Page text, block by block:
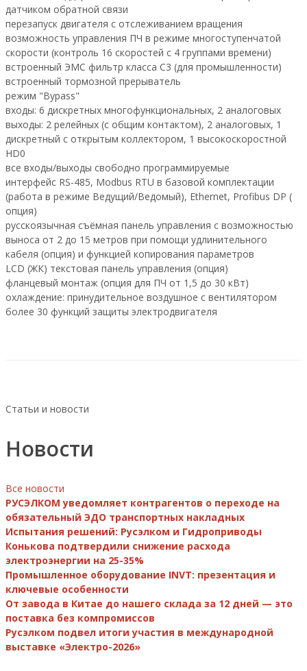
датчиком обратной связи
перезапуск двигателя с отслеживанием вращения
возможность управления ПЧ в режиме многоступенчатой
скорости (контроль 16 скоростей с 4 группами времени)
встроенный ЭМС фильтр класса С3 (для промышленности)
встроенный тормозной прерыватель
режим "Bypass"
входы: 6 дискретных многофункциональных, 2 аналоговых
выходы: 2 релейных (с общим контактом), 2 аналоговых, 1
дискретный с открытым коллектором, 1 высокоскоростной
HD0
все входы/выходы свободно программируемые
интерфейс RS-485, Modbus RTU в базовой комплектации
(работа в режиме Ведущий/Ведомый), Ethernet, Profibus DP (
опция)
русскоязычная съёмная панель управления с возможностью
выноса от 2 до 15 метров при помощи удлинительного
кабеля (опция) и функцией копирования параметров
LCD (ЖК) текстовая панель управления (опция)
фланцевый монтаж (опция для ПЧ от 1,5 до 30 кВт)
охлаждение: принудительное воздушное с вентилятором
более 30 функций защиты электродвигателя
Статьи и новости
Новости
Все новости
РУСЭЛКОМ уведомляет контрагентов о переходе на
обязательный ЭДО транспортных накладных
Испытания решений: Русэлком и Гидроприводы
Конькова подтвердили снижение расхода
электроэнергии на 25-35%
Промышленное оборудование INVT: презентация и
ключевые особенности
От завода в Китае до нашего склада за 12 дней — это
поставка без компромиссов
Русэлком подвел итоги участия в международной
выставке «Электро-2026»